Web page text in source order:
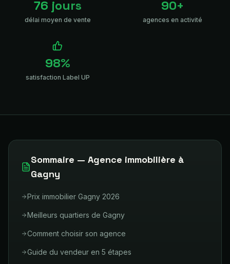
76 jours
délai moyen de vente
90+
agences en activité
98%
satisfaction Label UP
Sommaire — Agence immobilière à
Gagny
Prix immobilier Gagny 2026
Meilleurs quartiers de Gagny
Comment choisir son agence
Guide du vendeur en 5 étapes